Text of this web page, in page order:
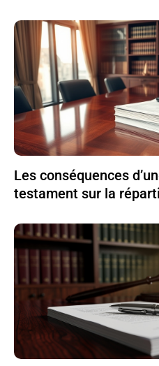
Les conséquences
testament sur la